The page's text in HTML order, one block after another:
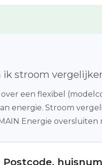
ik stroom
over een flexibel
energie. Stroom
Energie
Postcode,